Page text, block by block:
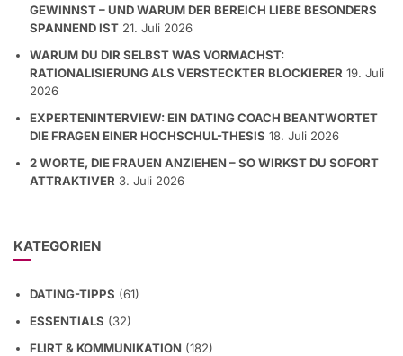
GEWINNST – UND WARUM DER BEREICH LIEBE BESONDERS
SPANNEND IST 21. Juli 2026
WARUM DU DIR SELBST WAS VORMACHST:
RATIONALISIERUNG ALS VERSTECKTER BLOCKIERER 19. Juli
2026
EXPERTENINTERVIEW: EIN DATING COACH BEANTWORTET
DIE FRAGEN EINER HOCHSCHUL-THESIS 18. Juli 2026
2 WORTE, DIE FRAUEN ANZIEHEN – SO WIRKST DU SOFORT
ATTRAKTIVER 3. Juli 2026
KATEGORIEN
DATING-TIPPS (61)
ESSENTIALS (32)
FLIRT & KOMMUNIKATION (182)